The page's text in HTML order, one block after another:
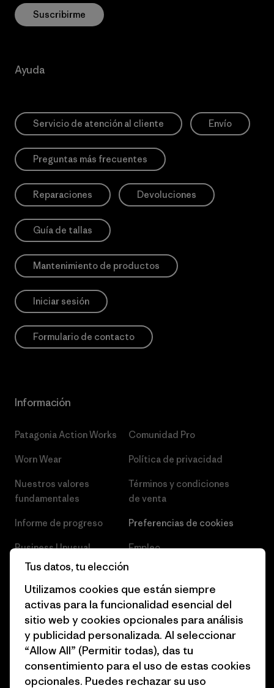
Suscribirme
Ayuda
Servicio de atención al cliente Envío
Preguntas más frecuentes
Reparaciones Devoluciones
Guía de tallas
Mantenimiento de productos
Iniciar sesión
Formulario de contacto
Información
Patagonia Action Works
Worn Wear
Nuestros valores
fundamentales
Informe de progreso
Business Unusual
Objetivos climáticos
1% for the Planet
Cómo financiamos
Tarjetas regalo
Encuentra una tienda
Comunidad Pro
Política de privacidad
Términos y condiciones
de venta
Preferencias de cookies
Empleo
Prensa
Programa para profesionales
del sector
Programa de afiliados
Mapa del sitio Patagonia
España
Tus datos, tu elección
Utilizamos cookies que están siempre
activas para la funcionalidad esencial del
sitio web y cookies opcionales para análisis
y publicidad personalizada. Al seleccionar
“Allow All” (Permitir todas), das tu
consentimiento para el uso de estas cookies
opcionales. Puedes rechazar su uso